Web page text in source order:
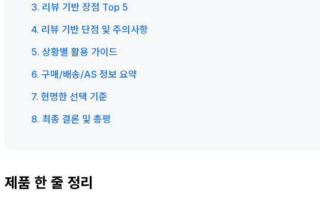
3. 리뷰 기반 장점 Top 5
4. 리뷰 기반 단점 및 주의사항
5. 상황별 활용 가이드
6. 구매/배송/AS 정보 요약
7. 현명한 선택 기준
8. 최종 결론 및 총평
제품 한 줄 정리